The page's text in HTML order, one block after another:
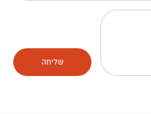
שליחה